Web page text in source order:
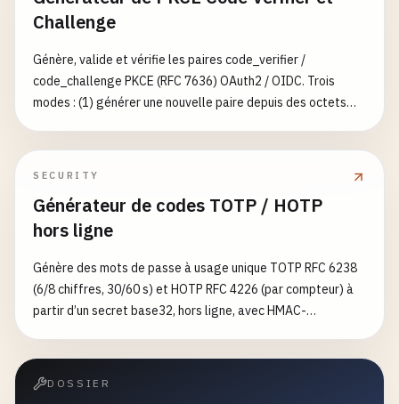
Challenge
Génère, valide et vérifie les paires code_verifier /
code_challenge PKCE (RFC 7636) OAuth2 / OIDC. Trois
modes : (1) générer une nouvelle paire depuis des octets
BASE64URL(SHA256(verifier)). Construit en option l'URL
complète de requête d'autorisation et le corps d'échange
n'émet que la paire) avec l'audit de conformité RFC et la
vérification de paire.
SECURITY
Générateur de codes TOTP / HOTP
hors ligne
Génère des mots de passe à usage unique TOTP RFC 6238
(6/8 chiffres, 30/60 s) et HOTP RFC 4226 (par compteur) à
partir d’un secret base32, hors ligne, avec HMAC-
DOSSIER